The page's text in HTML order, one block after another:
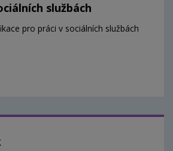
službách
pro práci v sociálních službách